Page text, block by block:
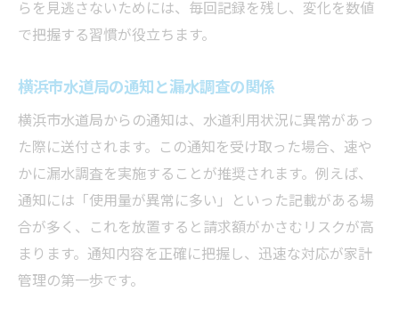
漏水調査で検針日ごとの水使用量を管理す
る
るコツ
スマートメーターで漏水調査が変わる理由
漏水調査とスマートメーター通知の活用術
検針票のデジタル化と漏水調査のポイント
スマートメーターで早期に漏水調査を開始
スマートメーターと従来検針の漏水調査の
違い
らを見逃さないためには、毎回記録を残し、変化を数値
で把握する習慣が役立ちます。
横浜市水道局の通知と漏水調査の関係
横浜市水道局からの通知は、水道利用状況に異常があっ
た際に送付されます。この通知を受け取った場合、速や
かに漏水調査を実施することが推奨されます。例えば、
通知には「使用量が異常に多い」といった記載がある場
合が多く、これを放置すると請求額がかさむリスクが高
まります。通知内容を正確に把握し、迅速な対応が家計
管理の第一歩です。